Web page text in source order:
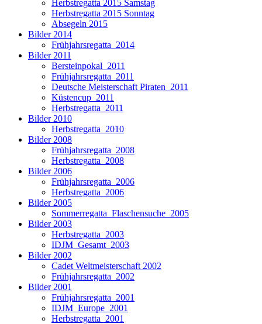
Herbstregatta 2015 Samstag
Herbstregatta 2015 Sonntag
Absegeln 2015
Bilder 2014
Frühjahrsregatta_2014
Bilder 2011
Bersteinpokal_2011
Frühjahrsregatta_2011
Deutsche Meisterschaft Piraten_2011
Küstencup_2011
Herbstregatta_2011
Bilder 2010
Herbstregatta_2010
Bilder 2008
Frühjahrsregatta_2008
Herbstregatta_2008
Bilder 2006
Frühjahrsregatta_2006
Herbstregatta_2006
Bilder 2005
Sommerregatta_Flaschensuche_2005
Bilder 2003
Herbstregatta_2003
IDJM_Gesamt_2003
Bilder 2002
Cadet Weltmeisterschaft 2002
Frühjahrsregatta_2002
Bilder 2001
Frühjahrsregatta_2001
IDJM_Europe_2001
Herbstregatta_2001